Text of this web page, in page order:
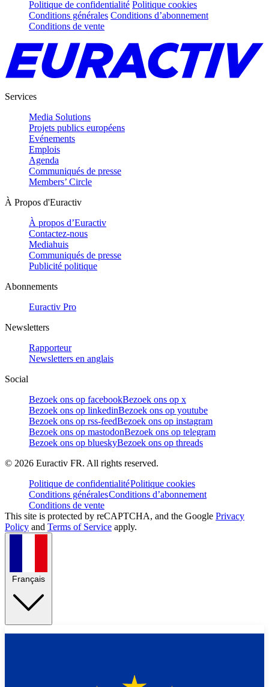
Politique de confidentialité Politique cookies
Conditions générales Conditions d’abonnement
Conditions de vente
Services
Media Solutions
Projets publics européens
Evénements
Emplois
Agenda
Communiqués de presse
Members’ Circle
À Propos d'Euractiv
À propos d’Euractiv
Contactez-nous
Mediahuis
Communiqués de presse
Publicité politique
Abonnements
Euractiv Pro
Newsletters
Rapporteur
Newsletters en anglais
Social
Bezoek ons op facebookBezoek ons op x
Bezoek ons op linkedinBezoek ons op youtube
Bezoek ons op rss-feedBezoek ons op instagram
Bezoek ons op mastodonBezoek ons op telegram
Bezoek ons op blueskyBezoek ons op threads
© 2026 Euractiv FR. All rights reserved.
Politique de confidentialitéPolitique cookies
Conditions généralesConditions d’abonnement
Conditions de vente
This site is protected by reCAPTCHA, and the Google Privacy
Policy and Terms of Service apply.
Français